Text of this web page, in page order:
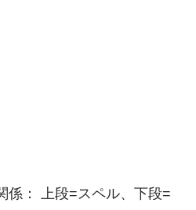
係： 上段=スペル、下段=